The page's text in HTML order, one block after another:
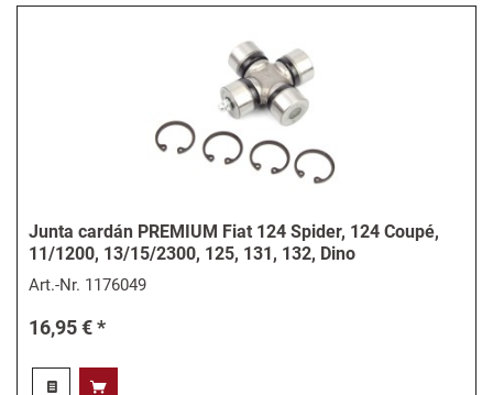
Junta cardán PREMIUM Fiat 124 Spider, 124 Coupé,
11/1200, 13/15/2300, 125, 131, 132, Dino
Art.-Nr. 1176049
16,95 € *